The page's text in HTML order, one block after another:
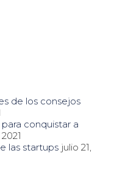
de los consejos
conquistar a
las startups julio 21,